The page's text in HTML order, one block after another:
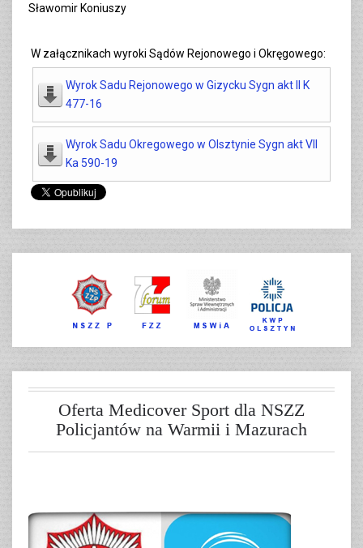
Sławomir Koniuszy
W załącznikach wyroki Sądów Rejonowego i Okręgowego:
Wyrok Sadu Rejonowego w Gizycku Sygn akt II K
477-16
Wyrok Sadu Okregowego w Olsztynie Sygn akt VII
Ka 590-19
Oferta Medicover Sport dla NSZZ
Policjantów na Warmii i Mazurach